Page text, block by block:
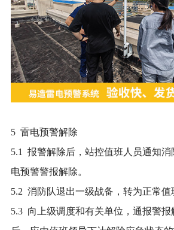
5 雷电预警解除
5.1 报警解除后，站控值班人员通知
电预警警报解除。
5.2 消防队退出一级战备，转为正常值
5.3 向上级调度和有关单位，通报警报